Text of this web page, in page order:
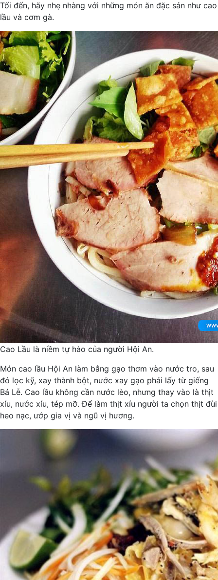
Tối đến, hãy nhẹ nhàng với những món ăn đặc sản như cao
lầu và cơm gà.
Cao Lầu là niềm tự hào của người Hội An.
Món cao lầu Hội An làm bằng gạo thơm vào nước tro, sau
đó lọc kỹ, xay thành bột, nước xay gạo phải lấy từ giếng
Bá Lễ. Cao lầu không cần nước lèo, nhưng thay vào là thịt
xíu, nước xíu, tép mỡ. Để làm thịt xíu người ta chọn thịt đùi
heo nạc, ướp gia vị và ngũ vị hương.